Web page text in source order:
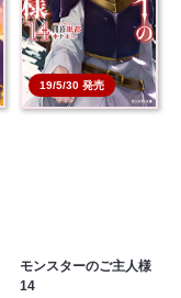
19/5/30 発売
モンスターのご主人様
14